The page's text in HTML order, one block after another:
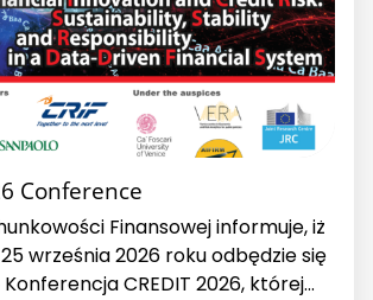
Conference
Finansowej informuje, iż
września 2026 roku odbędzie się
CREDIT 2026, której…